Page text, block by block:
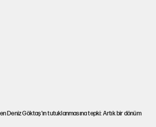
Deniz Göktaş’ın tutuklanmasına tepki: Artık bir dönüm